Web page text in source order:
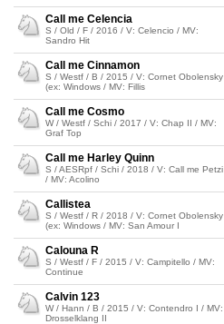
Call me Celencia
S / Old / F / 2016 / V: Celencio / MV:
Sandro Hit
Call me Cinnamon
S / Westf / B / 2015 / V: Cornet Obolensky
(ex: Windows / MV: Fillis
Call me Cosmo
W / Westf / Schi / 2017 / V: Chap II / MV:
Graf Top
Call me Harley Quinn
S / AESRpf / Schi / 2018 / V: Call me Petzi
/ MV: Acolino
Callistea
S / Westf / R / 2018 / V: Cornet Obolensky
(ex: Windows / MV: San Amour I
Calouna R
S / Westf / F / 2015 / V: Campitello / MV:
Continue
Calvin 123
W / Hann / B / 2015 / V: Contendro I / MV:
Drosselklang II